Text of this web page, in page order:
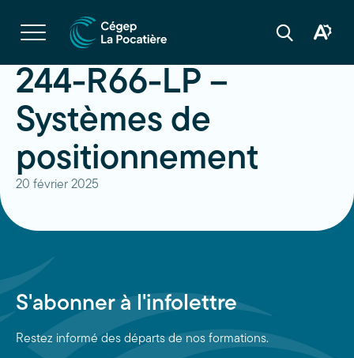
Ouvrir
la
navigation
site
Ouvrir
Ouvrir
244-R66-LP –
Systèmes de
positionnement
20 février 2025
S'abonner à l'infolettre
Restez informé des départs de nos formations.